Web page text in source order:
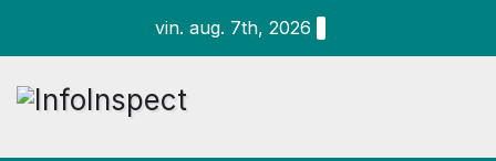
content
vin. aug. 7th, 2026